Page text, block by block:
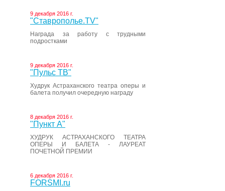
9 декабря 2016 г.
"Ставрополье.TV"
Награда за работу с трудными
подростками
9 декабря 2016 г.
"Пульс ТВ"
Худрук Астраханского театра оперы и
балета получил очередную награду
8 декабря 2016 г.
"Пункт А"
ХУДРУК АСТРАХАНСКОГО ТЕАТРА
ОПЕРЫ И БАЛЕТА - ЛАУРЕАТ
ПОЧЕТНОЙ ПРЕМИИ
6 декабря 2016 г.
FORSMI.ru